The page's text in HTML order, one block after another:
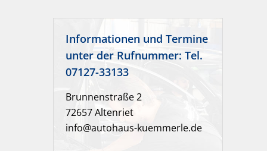
Informationen und Termine
unter der Rufnummer: Tel.
07127-33133
Brunnenstraße 2
72657 Altenriet
info@autohaus-kuemmerle.de